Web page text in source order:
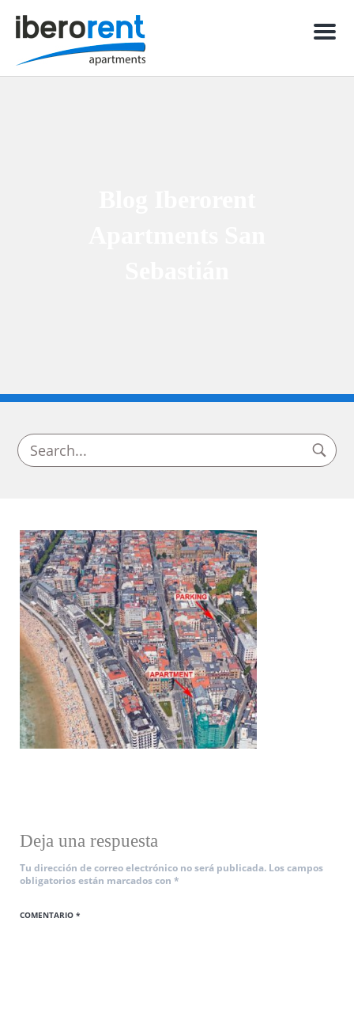
Menu
Deja una respuesta
Tu dirección de correo electrónico no será publicada. Los campos
obligatorios están marcados con *
COMENTARIO *